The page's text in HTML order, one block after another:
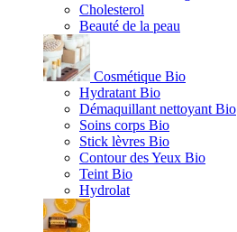
Cholesterol
Beauté de la peau
Cosmétique Bio
Hydratant Bio
Démaquillant nettoyant Bio
Soins corps Bio
Stick lèvres Bio
Contour des Yeux Bio
Teint Bio
Hydrolat